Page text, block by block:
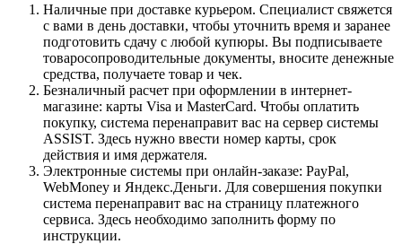
Наличные при доставке курьером. Специалист свяжется
с вами в день доставки, чтобы уточнить время и заранее
подготовить сдачу с любой купюры. Вы подписываете
товаросопроводительные документы, вносите денежные
средства, получаете товар и чек.
Безналичный расчет при оформлении в интернет-
магазине: карты Visa и MasterCard. Чтобы оплатить
покупку, система перенаправит вас на сервер системы
ASSIST. Здесь нужно ввести номер карты, срок
действия и имя держателя.
Электронные системы при онлайн-заказе: PayPal,
WebMoney и Яндекс.Деньги. Для совершения покупки
система перенаправит вас на страницу платежного
сервиса. Здесь необходимо заполнить форму по
инструкции.